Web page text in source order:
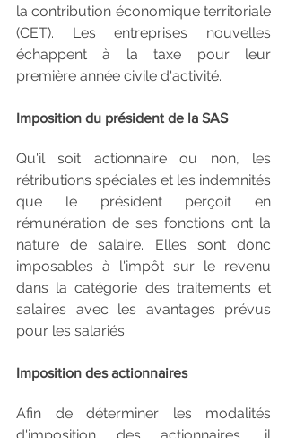
la contribution économique territoriale
(CET). Les entreprises nouvelles
échappent à la taxe pour leur
première année civile d'activité.
Imposition du président de la SAS
Qu'il soit actionnaire ou non, les
rétributions spéciales et les indemnités
que le président perçoit en
rémunération de ses fonctions ont la
nature de salaire. Elles sont donc
imposables à l'impôt sur le revenu
dans la catégorie des traitements et
salaires avec les avantages prévus
pour les salariés.
Imposition des actionnaires
Afin de déterminer les modalités